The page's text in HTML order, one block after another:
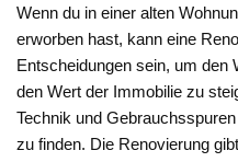
Wenn du in einer alten
erworben hast, kann eine
Entscheidungen sein, um den
den Wert der Immobilie zu
Technik und
zu finden. Die Renovierung